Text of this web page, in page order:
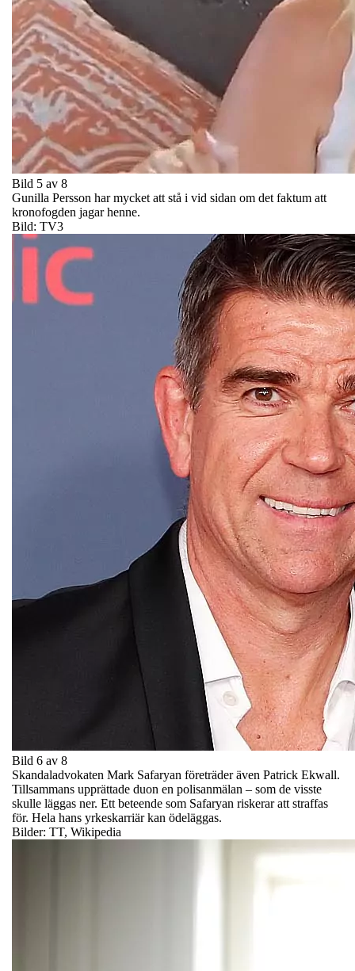
Bild 5 av 8
Gunilla Persson har mycket att stå i vid sidan om det faktum att
kronofogden jagar henne.
Bild: TV3
Bild 6 av 8
Skandaladvokaten Mark Safaryan företräder även Patrick Ekwall.
Tillsammans upprättade duon en polisanmälan – som de visste
skulle läggas ner. Ett beteende som Safaryan riskerar att straffas
för. Hela hans yrkeskarriär kan ödeläggas.
Bilder: TT, Wikipedia